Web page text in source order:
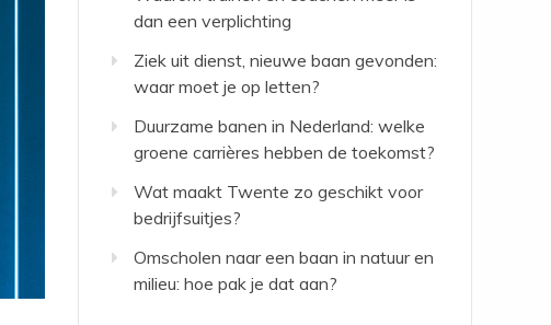
dan een verplichting
Ziek uit dienst, nieuwe baan gevonden:
waar moet je op letten?
Duurzame banen in Nederland: welke
groene carrières hebben de toekomst?
Wat maakt Twente zo geschikt voor
bedrijfsuitjes?
Omscholen naar een baan in natuur en
milieu: hoe pak je dat aan?